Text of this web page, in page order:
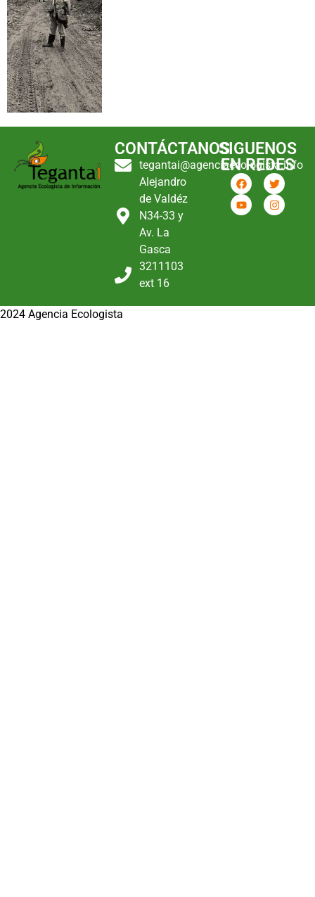
CONTÁCTANOS
tegantai@agenciaecologista.info
Alejandro
de Valdéz
N34-33 y
Av. La
Gasca
3211103
ext 16
SIGUENOS
EN REDES
2024 Agencia Ecologista